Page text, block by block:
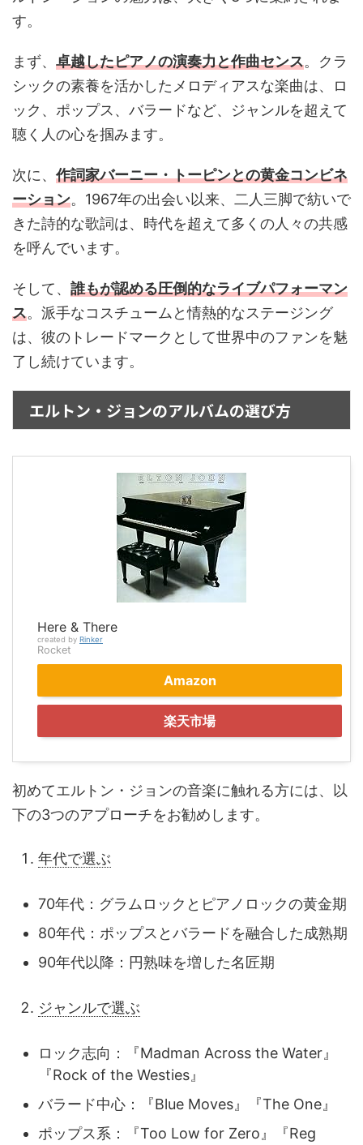
す。
まず、 卓越したピアノの演奏力と作曲センス。クラ
シックの素養を活かしたメロディアスな楽曲は、ロ
ック、ポップス、バラードなど、ジャンルを超えて
聴く人の心を掴みます。
次に、 作詞家バーニー・トーピンとの黄金コンビネ
ーション。1967年の出会い以来、二人三脚で紡いで
きた詩的な歌詞は、時代を超えて多くの人々の共感
を呼んでいます。
そして、 誰もが認める圧倒的なライブパフォーマン
ス。派手なコスチュームと情熱的なステージング
は、彼のトレードマークとして世界中のファンを魅
了し続けています。
エルトン・ジョンのアルバムの選び方
Here & There
created by Rinker
Rocket
Amazon
楽天市場
初めてエルトン・ジョンの音楽に触れる方には、以
下の3つのアプローチをお勧めします。
年代で選ぶ
70年代：グラムロックとピアノロックの黄金期
80年代：ポップスとバラードを融合した成熟期
90年代以降：円熟味を増した名匠期
ジャンルで選ぶ
ロック志向：『Madman Across the Water』
『Rock of the Westies』
バラード中心：『Blue Moves』『The One』
ポップス系：『Too Low for Zero』『Reg